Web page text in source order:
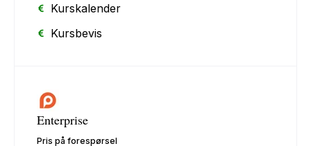
Kurskalender
Kursbevis
Enterprise
Pris på forespørsel